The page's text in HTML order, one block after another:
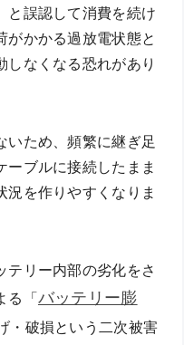
と誤認して消費を続け
がかかる過放電状態と
しなくなる恐れがあり
いため、頻繁に継ぎ足
ーブルに接続したまま
況を作りやすくなりま
テリー内部の劣化をさ
る「 バッテリー膨
・破損という二次被害